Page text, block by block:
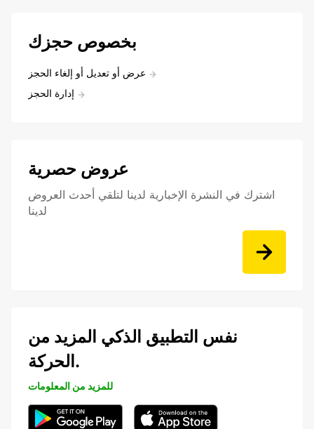
بخصوص حجزك
عرض أو تعديل أو إلغاء الحجز
إدارة الحجز
عروض حصرية
اشترك في النشرة الإخبارية لدينا لتلقي أحدث العروض
لدينا
نفس التطبيق الذكي المزيد من
الحركة.
للمزيد من المعلومات